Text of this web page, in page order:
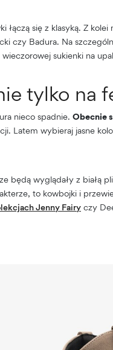
się z klasyką. Z kolei
czy Badura. Na
sukienki na
tylko na
nieco spadnie. Obecnie
Latem wybieraj jasne
będą wyglądały z białą
to kowbojki i
Jenny Fairy czy